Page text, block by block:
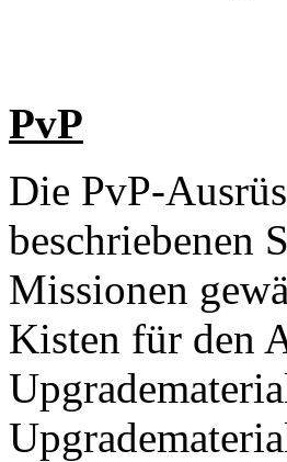
PvP
Die PvP-
beschriebenen
Missionen
Kisten für den